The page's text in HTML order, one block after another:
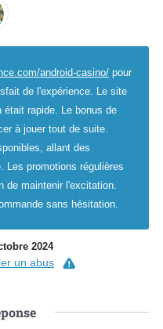
android-casino/ pour
de l'expérience. Le site
rapide. Le bonus de
à jouer tout de suite.
allant des
Les promotions régulières
de maintenir l'excitation.
sans hésitation.
2024
un abus